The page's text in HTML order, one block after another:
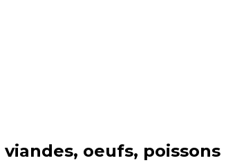
viandes, oeufs, poissons